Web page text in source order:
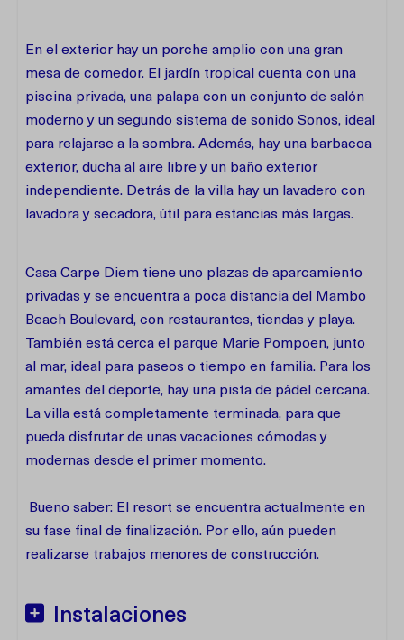
En el exterior hay un porche amplio con una gran
mesa de comedor. El jardín tropical cuenta con una
piscina privada, una palapa con un conjunto de salón
moderno y un segundo sistema de sonido Sonos, ideal
para relajarse a la sombra. Además, hay una barbacoa
exterior, ducha al aire libre y un baño exterior
independiente. Detrás de la villa hay un lavadero con
lavadora y secadora, útil para estancias más largas.
Casa Carpe Diem tiene uno plazas de aparcamiento
privadas y se encuentra a poca distancia del Mambo
Beach Boulevard, con restaurantes, tiendas y playa.
También está cerca el parque Marie Pompoen, junto
al mar, ideal para paseos o tiempo en familia. Para los
amantes del deporte, hay una pista de pádel cercana.
La villa está completamente terminada, para que
pueda disfrutar de unas vacaciones cómodas y
modernas desde el primer momento.
Bueno saber: El resort se encuentra actualmente en
su fase final de finalización. Por ello, aún pueden
realizarse trabajos menores de construcción.
Instalaciones